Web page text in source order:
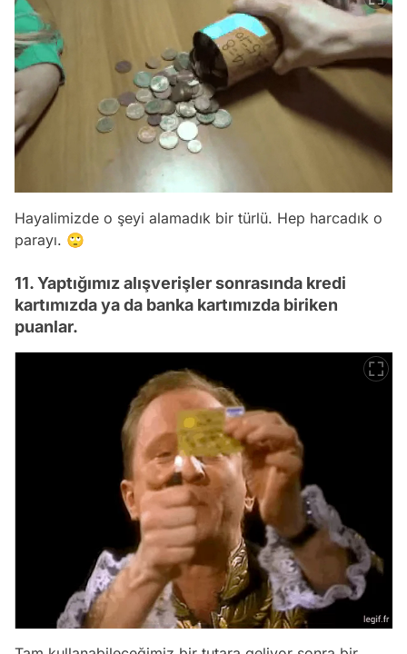
Hayalimizde o şeyi alamadık bir türlü. Hep harcadık o
parayı. 🙄
11. Yaptığımız alışverişler sonrasında kredi
kartımızda ya da banka kartımızda biriken
puanlar.